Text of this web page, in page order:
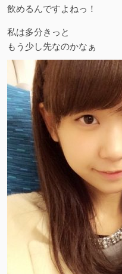
飲めるんですよねっ！
私は多分きっと
もう少し先なのかなぁ